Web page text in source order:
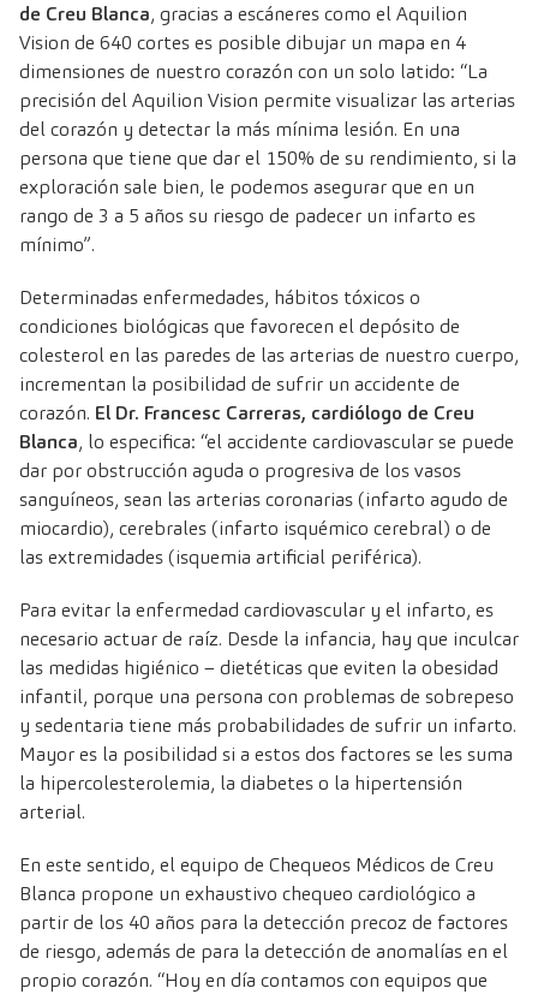
de Creu Blanca, gracias a escáneres como elAquilion
Vision de 640 corteses posible dibujar un mapa en 4
dimensiones de nuestro corazón con un solo latido: “La
precisión del Aquilion Vision permite visualizar las arterias
del corazón y detectar la más mínima lesión. En una
persona que tiene que dar el 150% de su rendimiento, si la
exploración sale bien, le podemos asegurar que en un
rango de 3 a 5 años su riesgo de padecer un infarto es
mínimo”.
Determinadas enfermedades, hábitos tóxicos o
condiciones biológicas que favorecen el depósito de
colesterol en las paredes de las arterias de nuestro cuerpo,
incrementan la posibilidad de sufrir un accidente de
corazón. El Dr. Francesc Carreras, cardiólogo de Creu
Blanca, lo especifica: “el accidente cardiovascular se puede
dar por obstrucción aguda o progresiva de los vasos
sanguíneos, sean las arterias coronarias (infarto agudo de
miocardio), cerebrales (infarto isquémico cerebral) o de
las extremidades (isquemia artificial periférica).
Para evitar la enfermedad cardiovascular y el infarto, es
necesario actuar de raíz. Desde la infancia, hay que inculcar
las medidas higiénico – dietéticas que eviten la obesidad
infantil, porque una persona con problemas de sobrepeso
y sedentaria tiene más probabilidades de sufrir un infarto.
Mayor es la posibilidad si a estos dos factores se les suma
la hipercolesterolemia, la diabetes o la hipertensión
arterial.
En este sentido, el equipo de Chequeos Médicos de Creu
Blanca propone un exhaustivo chequeo cardiológico a
partir de los 40 años para la detección precoz de factores
de riesgo, además de para la detección de anomalías en el
propio corazón. “Hoy en día contamos con equipos que